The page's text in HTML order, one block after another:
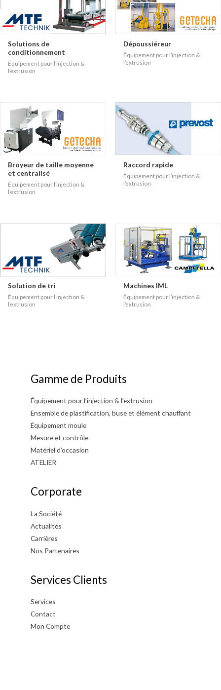
Solutions de
conditionnement
Équipement pour l’injection &
l’extrusion
Dépoussiéreur
Équipement pour l’injection &
l’extrusion
Broyeur de taille moyenne
et centralisé
Équipement pour l’injection &
l’extrusion
Raccord rapide
Équipement pour l’injection &
l’extrusion
Solution de tri
Équipement pour l’injection &
l’extrusion
Machines IML
Équipement pour l’injection &
l’extrusion
Gamme de Produits
Équipement pour l’injection & l’extrusion
Ensemble de plastification, buse et élément chauffant
Équipement moule
Mesure et contrôle
Matériel d’occasion
ATELIER
Corporate
La Société
Actualités
Carrières
Nos Partenaires
Services Clients
Services
Contact
Mon Compte